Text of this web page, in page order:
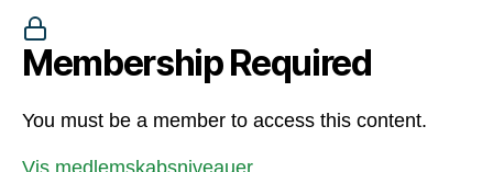
Membership Required
You must be a member to access this content.